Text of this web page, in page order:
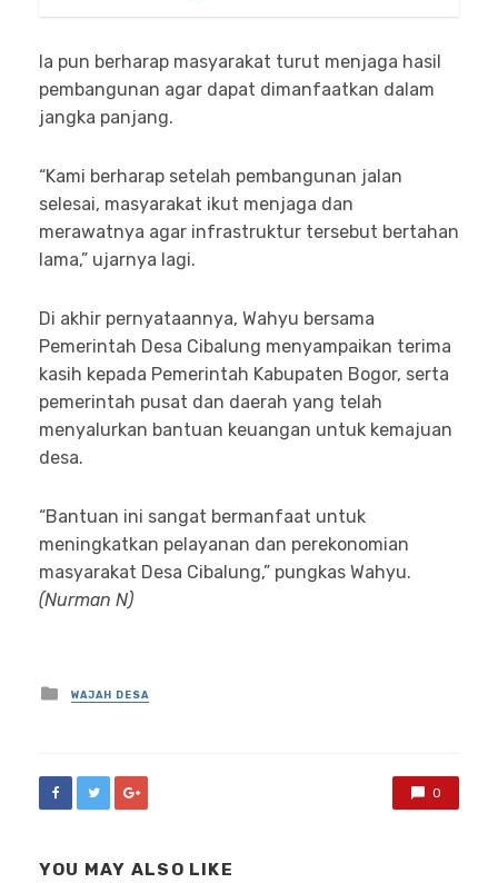
Ia pun berharap masyarakat turut menjaga hasil
pembangunan agar dapat dimanfaatkan dalam
jangka panjang.
“Kami berharap setelah pembangunan jalan
selesai, masyarakat ikut menjaga dan
merawatnya agar infrastruktur tersebut bertahan
lama,” ujarnya lagi.
Di akhir pernyataannya, Wahyu bersama
Pemerintah Desa Cibalung menyampaikan terima
kasih kepada Pemerintah Kabupaten Bogor, serta
pemerintah pusat dan daerah yang telah
menyalurkan bantuan keuangan untuk kemajuan
desa.
“Bantuan ini sangat bermanfaat untuk
meningkatkan pelayanan dan perekonomian
masyarakat Desa Cibalung,” pungkas Wahyu.
(Nurman N)
Posted
in
WAJAH DESA
0
YOU MAY ALSO LIKE